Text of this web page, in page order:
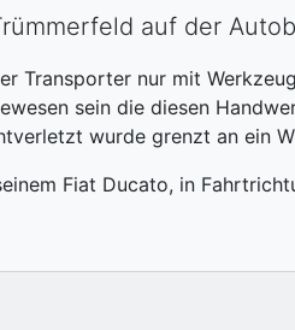
auf der
Transporter nur mit
sein die diesen
wurde grenzt an ein
Fiat Ducato, in